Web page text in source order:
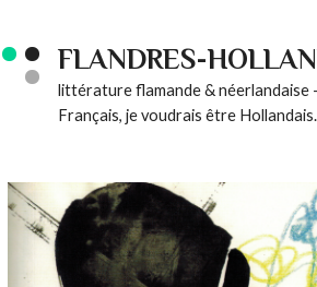
FLANDRES-
littérature flamande & néerlandaise -
Français, je voudrais être